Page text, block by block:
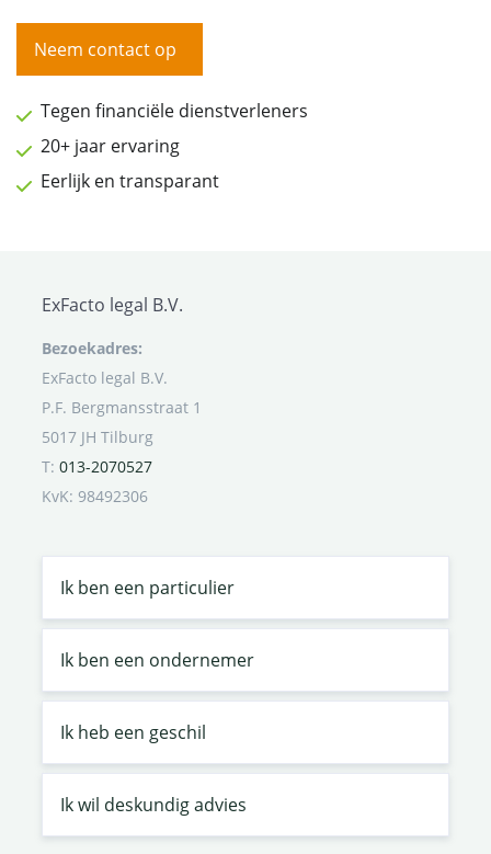
Neem contact op
Tegen financiële dienstverleners
20+ jaar ervaring
Eerlijk en transparant
ExFacto legal B.V.
Bezoekadres:
ExFacto legal B.V.
P.F. Bergmansstraat 1
5017 JH Tilburg
T: 013-2070527
KvK: 98492306
Ik ben een particulier
Ik ben een ondernemer
Ik heb een geschil
Ik wil deskundig advies